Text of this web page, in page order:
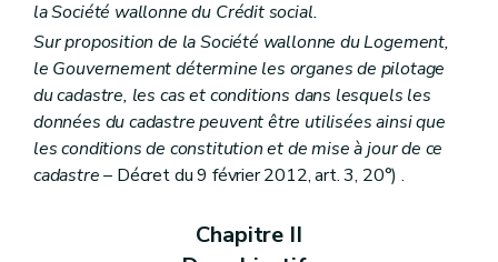
la Société wallonne du Crédit social.
Sur proposition de la Société wallonne du Logement,
le Gouvernement détermine les organes de pilotage
du cadastre, les cas et conditions dans lesquels les
données du cadastre peuvent être utilisées ainsi que
les conditions de constitution et de mise à jour de ce
cadastre– Décret du 9 février 2012, art. 3, 20°) .
Chapitre II